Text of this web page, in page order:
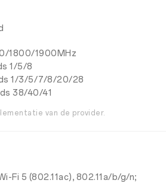
1800/1900MHz
1/5/8
1/3/5/7/8/20/28
38/40/41
van de provider.
Fi 5 (802.11ac), 802.11a/b/g/n;